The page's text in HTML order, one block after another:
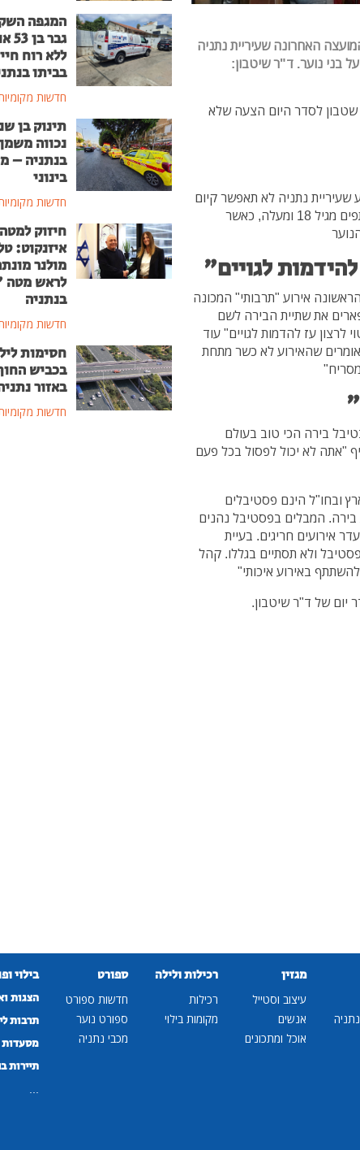
האחרונה שעיריית נתניה
בני נוער. ד"ר שיטבון:
שטבון לסדר היום הצעה שלא
שעיריית נתניה לא תאפשר קיום
ברשות הרבים של אירוע שלפי החוק הינו מוגבל למשתתפים מגיל 18 ומעלה, כאשר
לגויים"
אירוע "תרבותי" המכונה
את שתיית הבירה לשם
לרצון עז להדמות לגויים" עוד
אומרים שהאירוע לא כשר מתחת
ענה בתגובה "ב- 29.9 עושים פבטיבל בירה הכי טוב בעולם
"אתה לא יכול לפסול בכל פעם
ובחו"ל הינם פסטיבלים
בירה. המבלים בפסטיבל נהנים
אירועים חריגים. בעיית
ולא תסתיים בגללו. קהל
באירוע איכותי"
יום של ד"ר שיטבון.
המגפה
גבר
ללא רוח
בביתו
חדשות
תינוק בן
נכווה
בנתניה –
בינוני
חדשות
חיזוק למטה
איזנקוט:
מולנר
לראש
בנתניה
חדשות
חסימות
בכביש
באזור
חדשות
מגזין
עיצוב וסטייל
אנשים
אוכל ומתכונים
רכילות ולילה
רכילות
מקומות בילוי
ספורט
חדשות ספורט
ספורט נוער
מכבי נתניה
בילוי
הצגות
תרבות
מסעדות
תיירות